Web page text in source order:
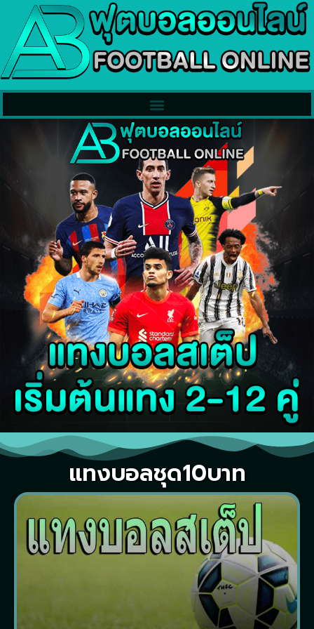
แทงบอลชุด10บาท